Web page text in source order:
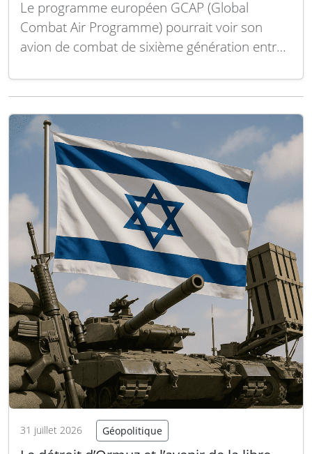
Le programme européen GCAP (Global
Combat Air Programme) pourrait voir son
avion de combat de sixième génération entrer
prévu, à condition que cette première version
directeur général de Leonardo. Lors de la
présentation des résultats…
Lire la suite
31 juillet 2026 Géopolitique